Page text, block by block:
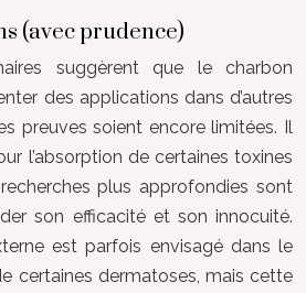
(avec prudence)
suggèrent que le charbon
des applications dans d’autres
preuves soient encore limitées. Il
l’absorption de certaines toxines
plus approfondies sont
son efficacité et son innocuité.
est parfois envisagé dans le
certaines dermatoses, mais cette